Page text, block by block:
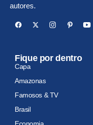
autores.
Fique por dentro
Capa
Amazonas
Famosos & TV
Brasil